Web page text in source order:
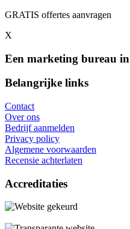
GRATIS offertes aanvragen
X
Een marketing bureau
Belangrijke links
Contact
Over ons
Bedrijf aanmelden
Privacy policy
Algemene voorwaarden
Recensie achterlaten
Accreditaties